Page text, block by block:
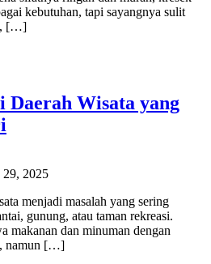
kebutuhan, tapi sayangnya sulit
[…]
Daerah Wisata yang
29, 2025
menjadi masalah yang sering
gunung, atau taman rekreasi.
makanan dan minuman dengan
namun […]